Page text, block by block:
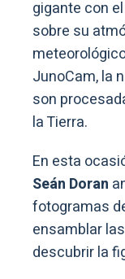
gigante con
sobre su
JunoCam, la
son
la Tierra.
En esta
Seán Doran
fotogramas
ensamblar
descubrir la